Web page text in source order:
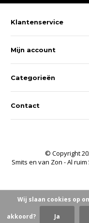
Klantenservice
Mijn account
Categorieën
Contact
© Copyright
Smits en van Zon - Al
Wij slaan cookies op
akkoord? Ja